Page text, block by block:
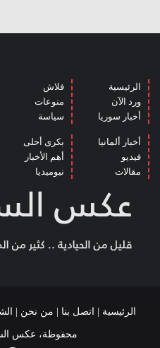
الرئيسية
ورد الآن
أخبار سوريا
فلاش
منوعات
سياسة
أخبار ألمانيا
فيديو
مقالات
بكرى أحلى
أهم الأخبار
نيوميديا
الرئيسية اتصل بنا من نحن
محفوظة، عكس السير©